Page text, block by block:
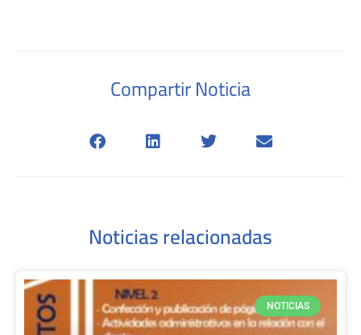
Compartir Noticia
Noticias relacionadas
NOTICIAS